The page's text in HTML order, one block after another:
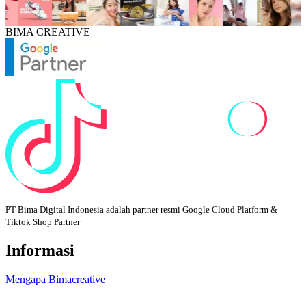
BIMA CREATIVE
PT Bima Digital Indonesia adalah partner resmi Google Cloud Platform &
Tiktok Shop Partner
Informasi
Mengapa Bimacreative